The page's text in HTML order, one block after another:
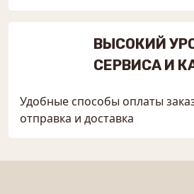
ВЫСОКИЙ
СЕРВИСА И
Удобные способы оплаты
отправка и доставка